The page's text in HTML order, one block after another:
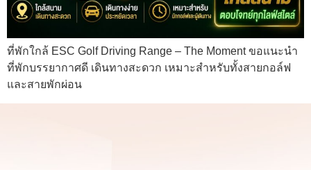
ที่พักใกล้ ESC Golf Driving Range – The Moment ขอแนะนำ
ที่พักบรรยากาศดี เดินทางสะดวก เหมาะสำหรับทั้งสายกอล์ฟ
และสายพักผ่อน